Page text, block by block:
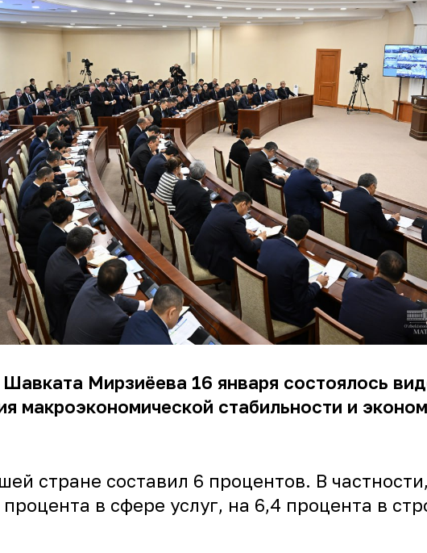
Мирзиёева 16 января состоялось
макроэкономической стабильности и
стране составил 6 процентов. В
в сфере услуг, на 6,4 процента в